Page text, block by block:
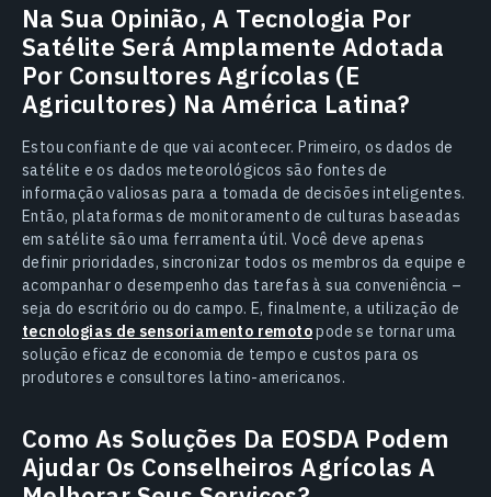
Na Sua Opinião, A Tecnologia Por
Satélite Será Amplamente Adotada
Por Consultores Agrícolas (E
Agricultores) Na América Latina?
Estou confiante de que vai acontecer. Primeiro, os dados de
satélite e os dados meteorológicos são fontes de
informação valiosas para a tomada de decisões inteligentes.
Então, plataformas de monitoramento de culturas baseadas
em satélite são uma ferramenta útil. Você deve apenas
definir prioridades, sincronizar todos os membros da equipe e
acompanhar o desempenho das tarefas à sua conveniência –
seja do escritório ou do campo. E, finalmente, a utilização de
tecnologias de sensoriamento remotopode se tornar uma
solução eficaz de economia de tempo e custos para os
produtores e consultores latino-americanos.
Como As Soluções Da EOSDA Podem
Ajudar Os Conselheiros Agrícolas A